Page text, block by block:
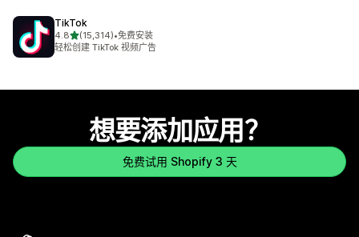
TikTok
4.8星（满分 5 星）
(15,314)
总共 15314 条评论
•免费安装
轻松创建 TikTok 视频广告
想要添加应用？
免费试用 Shopify 3 天